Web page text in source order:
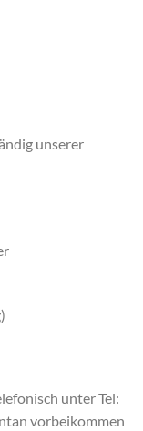
unserer
unter Tel:
vorbeikommen